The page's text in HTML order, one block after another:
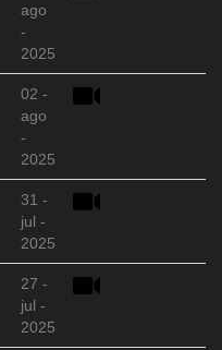
ago
-
2025
02 -
ago
-
2025
31 -
jul -
2025
27 -
jul -
2025